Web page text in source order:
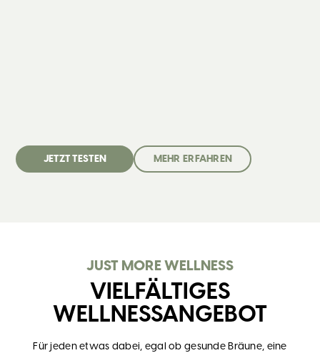
JETZT TESTEN MEHR ERFAHREN
JUST MORE WELLNESS
VIELFÄLTIGES
WELLNESSANGEBOT
Für jeden etwas dabei, egal ob gesunde Bräune, eine